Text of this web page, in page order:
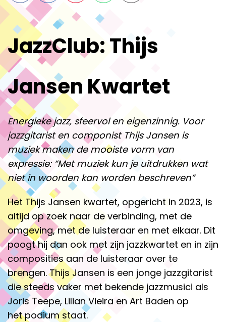
JazzClub: Thijs
Jansen Kwartet
Energieke jazz, sfeervol en eigenzinnig. Voor
jazzgitarist en componist Thijs Jansen is
muziek maken de mooiste vorm van
expressie: “Met muziek kun je uitdrukken wat
niet in woorden kan worden beschreven”
Het Thijs Jansen kwartet, opgericht in 2023, is
altijd op zoek naar de verbinding, met de
omgeving, met de luisteraar en met elkaar. Dit
poogt hij dan ook met zijn jazzkwartet en in zijn
composities aan de luisteraar over te
brengen. Thijs Jansen is een jonge jazzgitarist
die steeds vaker met bekende jazzmusici als
Joris Teepe, Lilian Vieira en Art Baden op
het podium staat.